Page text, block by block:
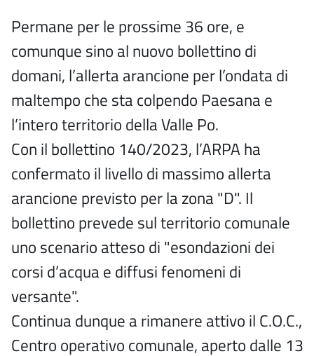
Permane per le prossime 36 ore, e
comunque sino al nuovo bollettino di
domani, l’allerta arancione per l’ondata di
maltempo che sta colpendo Paesana e
l’intero territorio della Valle Po.
Con il bollettino 140/2023, l’ARPA ha
confermato il livello di massimo allerta
arancione previsto per la zona "D". Il
bollettino prevede sul territorio comunale
uno scenario atteso di "esondazioni dei
corsi d’acqua e diffusi fenomeni di
versante".
Continua dunque a rimanere attivo il C.O.C.,
Centro operativo comunale, aperto dalle 13